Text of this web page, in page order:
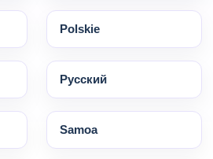
Polskie
Pусский
Samoa